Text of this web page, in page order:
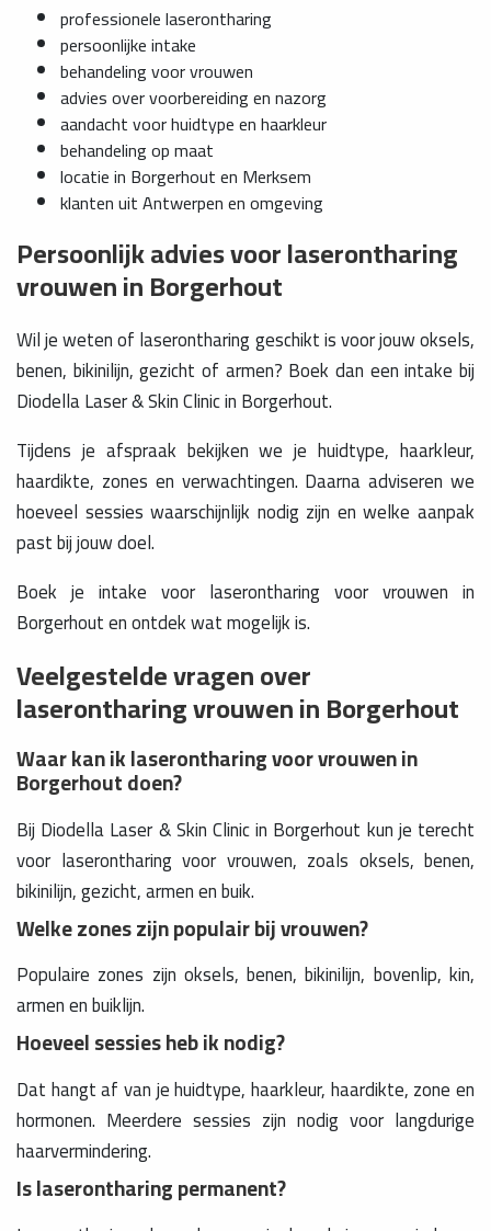
professionele laserontharing
persoonlijke intake
behandeling voor vrouwen
advies over voorbereiding en nazorg
aandacht voor huidtype en haarkleur
behandeling op maat
locatie in Borgerhout en Merksem
klanten uit Antwerpen en omgeving
Persoonlijk advies voor laserontharing
vrouwen in Borgerhout
Wil je weten of laserontharing geschikt is voor jouw oksels,
benen, bikinilijn, gezicht of armen? Boek dan een intake bij
Diodella Laser & Skin Clinic in Borgerhout.
Tijdens je afspraak bekijken we je huidtype, haarkleur,
haardikte, zones en verwachtingen. Daarna adviseren we
hoeveel sessies waarschijnlijk nodig zijn en welke aanpak
past bij jouw doel.
Boek je intake voor laserontharing voor vrouwen in
Borgerhout en ontdek wat mogelijk is.
Veelgestelde vragen over
laserontharing vrouwen in Borgerhout
Waar kan ik laserontharing voor vrouwen in
Borgerhout doen?
Bij Diodella Laser & Skin Clinic in Borgerhout kun je terecht
voor laserontharing voor vrouwen, zoals oksels, benen,
bikinilijn, gezicht, armen en buik.
Welke zones zijn populair bij vrouwen?
Populaire zones zijn oksels, benen, bikinilijn, bovenlip, kin,
armen en buiklijn.
Hoeveel sessies heb ik nodig?
Dat hangt af van je huidtype, haarkleur, haardikte, zone en
hormonen. Meerdere sessies zijn nodig voor langdurige
haarvermindering.
Is laserontharing permanent?